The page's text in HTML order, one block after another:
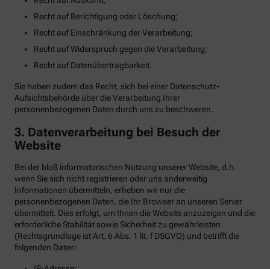
Recht auf Berichtigung oder Löschung;
Recht auf Einschränkung der Verarbeitung;
Recht auf Widerspruch gegen die Verarbeitung;
Recht auf Datenübertragbarkeit.
Sie haben zudem das Recht, sich bei einer Datenschutz-
Aufsichtsbehörde über die Verarbeitung Ihrer
personenbezogenen Daten durch uns zu beschweren.
3. Datenverarbeitung bei Besuch der
Website
Bei der bloß informatorischen Nutzung unserer Website, d.h.
wenn Sie sich nicht registrieren oder uns anderweitig
Informationen übermitteln, erheben wir nur die
personenbezogenen Daten, die Ihr Browser an unseren Server
übermittelt. Dies erfolgt, um Ihnen die Website anzuzeigen und die
erforderliche Stabilität sowie Sicherheit zu gewährleisten
(Rechtsgrundlage ist Art. 6 Abs. 1 lit. f DSGVO) und betrifft die
folgenden Daten: